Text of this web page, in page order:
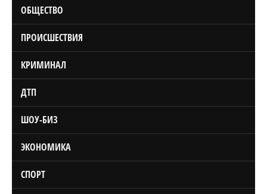
ОБЩЕСТВО
ПРОИСШЕСТВИЯ
КРИМИНАЛ
ДТП
ШОУ-БИЗ
ЭКОНОМИКА
СПОРТ